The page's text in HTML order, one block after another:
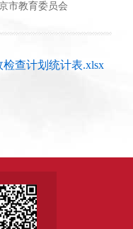
市教育委员会
查计划统计表.xlsx